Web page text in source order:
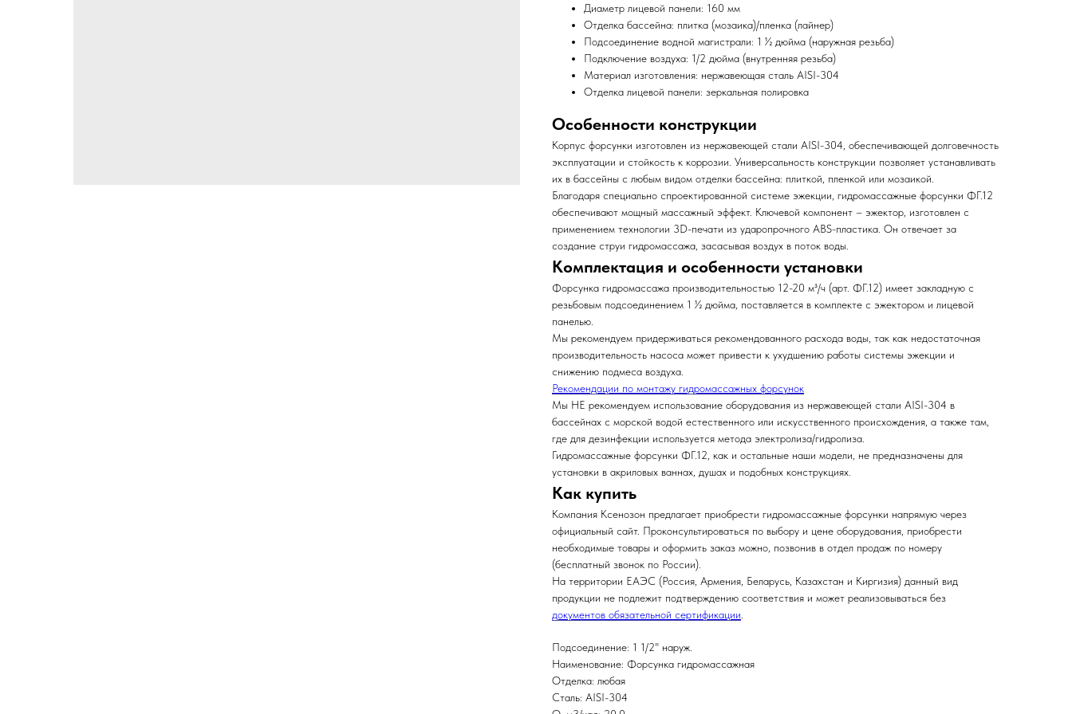
Диаметр лицевой панели: 160 мм
Отделка бассейна: плитка (мозаика)/пленка (лайнер)
Подсоединение водной магистрали: 1 ½ дюйма (наружная резьба)
Подключение воздуха: 1/2 дюйма (внутренняя резьба)
Материал изготовления: нержавеющая сталь AISI-304
Отделка лицевой панели: зеркальная полировка
Особенности конструкции
Корпус форсунки изготовлен из нержавеющей стали AISI-304, обеспечивающей долговечность
эксплуатации и стойкость к коррозии. Универсальность конструкции позволяет устанавливать
их в бассейны с любым видом отделки бассейна: плиткой, пленкой или мозаикой.
Благодаря специально спроектированной системе эжекции, гидромассажные форсунки ФГ.12
обеспечивают мощный массажный эффект. Ключевой компонент – эжектор, изготовлен с
применением технологии 3D-печати из ударопрочного ABS-пластика. Он отвечает за
создание струи гидромассажа, засасывая воздух в поток воды.
Комплектация и особенности установки
Форсунка гидромассажа производительностью 12-20 м³/ч (арт. ФГ.12) имеет закладную с
резьбовым подсоединением 1 ½ дюйма, поставляется в комплекте с эжектором и лицевой
панелью.
Мы рекомендуем придерживаться рекомендованного расхода воды, так как недостаточная
производительность насоса может привести к ухудшению работы системы эжекции и
снижению подмеса воздуха.
Рекомендации по монтажу гидромассажных форсунок
Мы НЕ рекомендуем использование оборудования из нержавеющей стали AISI-304 в
бассейнах с морской водой естественного или искусственного происхождения, а также там,
где для дезинфекции используется метода электролиза/гидролиза.
Гидромассажные форсунки ФГ.12, как и остальные наши модели, не предназначены для
установки в акриловых ваннах, душах и подобных конструкциях.
Как купить
Компания Ксенозон предлагает приобрести гидромассажные форсунки напрямую через
официальный сайт. Проконсультироваться по выбору и цене оборудования, приобрести
необходимые товары и оформить заказ можно, позвонив в отдел продаж по номеру
(бесплатный звонок по России).
На территории ЕАЭС (Россия, Армения, Беларусь, Казахстан и Киргизия) данный вид
продукции не подлежит подтверждению соответствия и может реализовываться без
документов обязательной сертификации.
Подсоединение: 1 1/2" наруж.
Наименование: Форсунка гидромассажная
Отделка: любая
Сталь: AISI-304